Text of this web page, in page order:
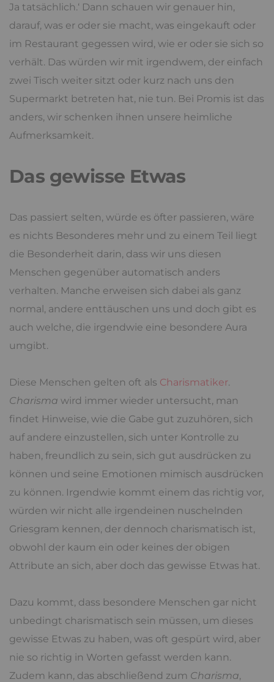
Ja tatsächlich.‘ Dann schauen wir genauer hin,
darauf, was er oder sie macht, was eingekauft oder
im Restaurant gegessen wird, wie er oder sie sich so
verhält. Das würden wir mit irgendwem, der einfach
zwei Tisch weiter sitzt oder kurz nach uns den
Supermarkt betreten hat, nie tun. Bei Promis ist das
anders, wir schenken ihnen unsere heimliche
Aufmerksamkeit.
Das gewisse Etwas
Das passiert selten, würde es öfter passieren, wäre
es nichts Besonderes mehr und zu einem Teil liegt
die Besonderheit darin, dass wir uns diesen
Menschen gegenüber automatisch anders
verhalten. Manche erweisen sich dabei als ganz
normal, andere enttäuschen uns und doch gibt es
auch welche, die irgendwie eine besondere Aura
umgibt.
Diese Menschen gelten oft als Charismatiker.
Charisma wird immer wieder untersucht, man
findet Hinweise, wie die Gabe gut zuzuhören, sich
auf andere einzustellen, sich unter Kontrolle zu
haben, freundlich zu sein, sich gut ausdrücken zu
können und seine Emotionen mimisch ausdrücken
zu können. Irgendwie kommt einem das richtig vor,
würden wir nicht alle irgendeinen nuschelnden
Griesgram kennen, der dennoch charismatisch ist,
obwohl der kaum ein oder keines der obigen
Attribute an sich, aber doch das gewisse Etwas hat.
Dazu kommt, dass besondere Menschen gar nicht
unbedingt charismatisch sein müssen, um dieses
gewisse Etwas zu haben, was oft gespürt wird, aber
nie so richtig in Worten gefasst werden kann.
Zudem kann, das abschließend zum Charisma,